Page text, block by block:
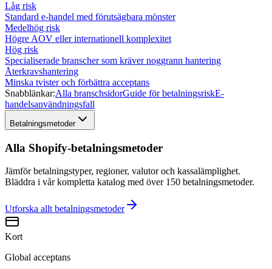
Låg risk
Standard e-handel med förutsägbara mönster
Medelhög risk
Högre AOV eller internationell komplexitet
Hög risk
Specialiserade branscher som kräver noggrann hantering
Återkravshantering
Minska tvister och förbättra acceptans
Snabblänkar:Alla branschsidorGuide för betalningsriskE-
handelsanvändningsfall
Betalningsmetoder
Alla Shopify-betalningsmetoder
Jämför betalningstyper, regioner, valutor och kassalämplighet.
Bläddra i vår kompletta katalog med över 150 betalningsmetoder.
Utforska allt betalningsmetoder
Kort
Global acceptans